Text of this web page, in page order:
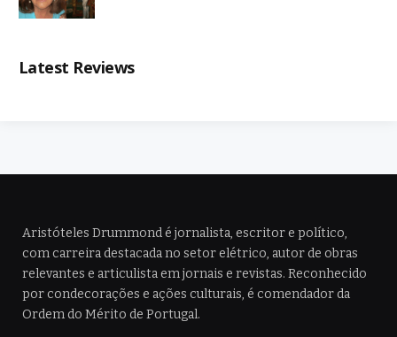
Latest Reviews
Aristóteles Drummond é jornalista, escritor e político,
com carreira destacada no setor elétrico, autor de obras
relevantes e articulista em jornais e revistas. Reconhecido
por condecorações e ações culturais, é comendador da
Ordem do Mérito de Portugal.